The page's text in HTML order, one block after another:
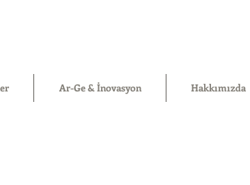
Ar-Ge & İnovasyon Hakkımızda